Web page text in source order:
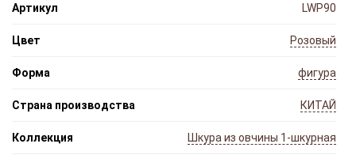
Артикул LWP90
Цвет Розовый
Форма фигура
Страна производства КИТАЙ
Коллекция Шкура из овчины 1-шкурная